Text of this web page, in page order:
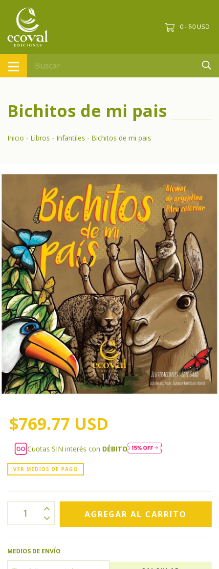
0 - $0 USD
Bichitos de mi pais
Inicio - Libros - Infantiles - Bichitos de mi pais
1/3
$769.77 USD
Cuotas SIN interés con DÉBITO
VER MEDIOS DE PAGO
MEDIOS DE ENVÍO